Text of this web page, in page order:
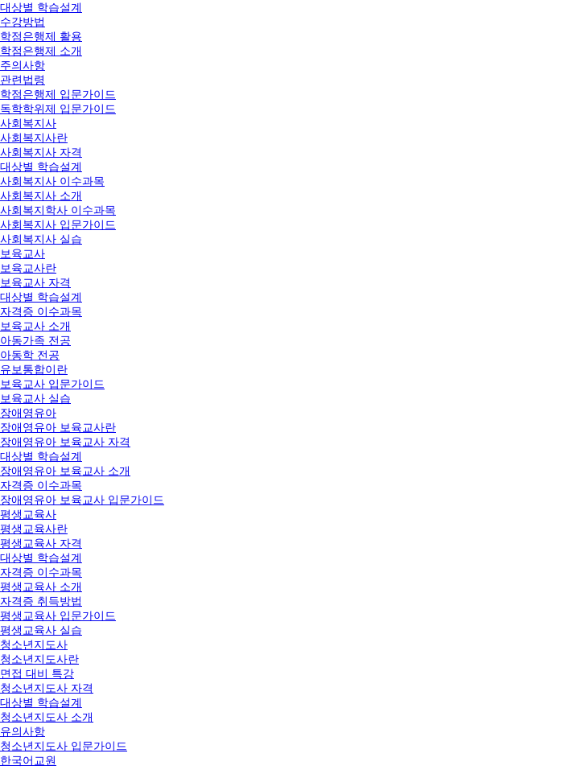
대상별 학습설계
수강방법
학점은행제 활용
학점은행제 소개
주의사항
관련법령
학점은행제 입문가이드
독학학위제 입문가이드
사회복지사
사회복지사란
사회복지사 자격
대상별 학습설계
사회복지사 이수과목
사회복지사 소개
사회복지학사 이수과목
사회복지사 입문가이드
사회복지사 실습
보육교사
보육교사란
보육교사 자격
대상별 학습설계
자격증 이수과목
보육교사 소개
아동가족 전공
아동학 전공
유보통합이란
보육교사 입문가이드
보육교사 실습
장애영유아
장애영유아 보육교사란
장애영유아 보육교사 자격
대상별 학습설계
장애영유아 보육교사 소개
자격증 이수과목
장애영유아 보육교사 입문가이드
평생교육사
평생교육사란
평생교육사 자격
대상별 학습설계
자격증 이수과목
평생교육사 소개
자격증 취득방법
평생교육사 입문가이드
평생교육사 실습
청소년지도사
청소년지도사란
면접 대비 특강
청소년지도사 자격
대상별 학습설계
청소년지도사 소개
유의사항
청소년지도사 입문가이드
한국어교원